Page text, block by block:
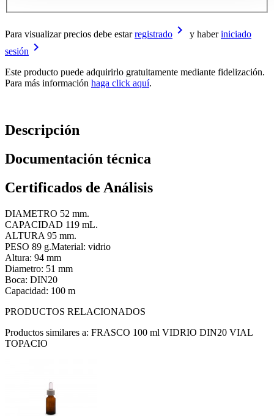
Para visualizar precios debe estarregistrado keyboard_arrow_right y haberiniciado
sesión keyboard_arrow_right
Este producto puede adquirirlo gratuitamente mediante fidelización.
Para más información haga click aquí.
Descripción
Documentación técnica
Certificados de Análisis
DIAMETRO 52 mm.
CAPACIDAD 119 mL.
ALTURA 95 mm.
PESO 89 g.Material: vidrio
Altura: 94 mm
Diametro: 51 mm
Boca: DIN20
Capacidad: 100 m
PRODUCTOS RELACIONADOS
Productos similares a: FRASCO 100 ml VIDRIO DIN20 VIAL
TOPACIO